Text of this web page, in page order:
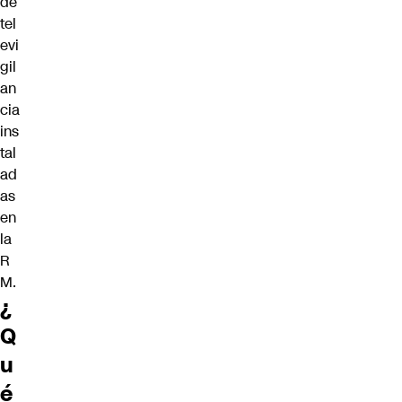
tel
evi
gil
an
cia
ins
tal
ad
as
en
la
R
M.
¿
Q
u
é